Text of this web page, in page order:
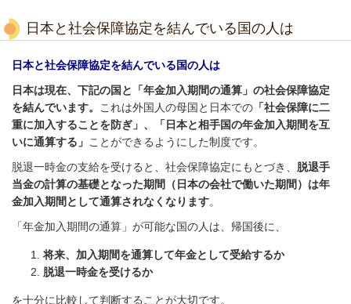
日本と社会保障協定を結んでいる国の人は
日本と社会保障協定を結んでいる国の人は
日本は現在、下記の国と「年金加入期間の通算」の社会保障協定
を結んでいます。
これは外国人の母国と日本での 「社会保障に二
重に加入することを防ぎ」、「日本と相手国の年金加入期間を互
いに通算する」 ことができるようにした制度です。
脱退一時金の支給を受けると、社会保障協定にもとづき、 脱退手
当金の計算の基礎となった期間（日本の会社で働いた期間）は年
金加入期間として通算されなくなります。
「年金加入期間の通算」が可能な国の人は、帰国後に、
将来、加入期間を通算して年金として受給するか
脱退一時金を受けるか
を十分に比較して判断することが大切です。